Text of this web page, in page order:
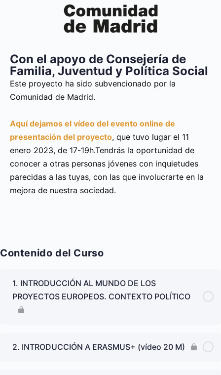
Con el apoyo de Consejería de
Familia, Juventud y Política Social
Este proyecto ha sido subvencionado por la
Comunidad de Madrid.
Aquí dejamos el vídeo del evento online de
presentación del proyecto, que tuvo lugar el 11
enero 2023, de 17-19h.Tendrás la oportunidad de
conocer a otras personas jóvenes con inquietudes
parecidas a las tuyas, con las que involucrarte en la
mejora de nuestra sociedad.
Contenido del Curso
1. INTRODUCCIÓN AL MUNDO DE LOS
PROYECTOS EUROPEOS. CONTEXTO POLÍTICO
2. INTRODUCCIÓN A ERASMUS+ (vídeo 20 M)